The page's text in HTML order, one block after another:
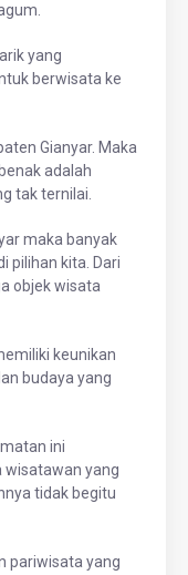
yang
berwisata ke
Gianyar. Maka
adalah
tak ternilai.
maka banyak
pilihan kita. Dari
objek wisata
keunikan
budaya yang
ini
wisatawan yang
tidak begitu
pariwisata yang